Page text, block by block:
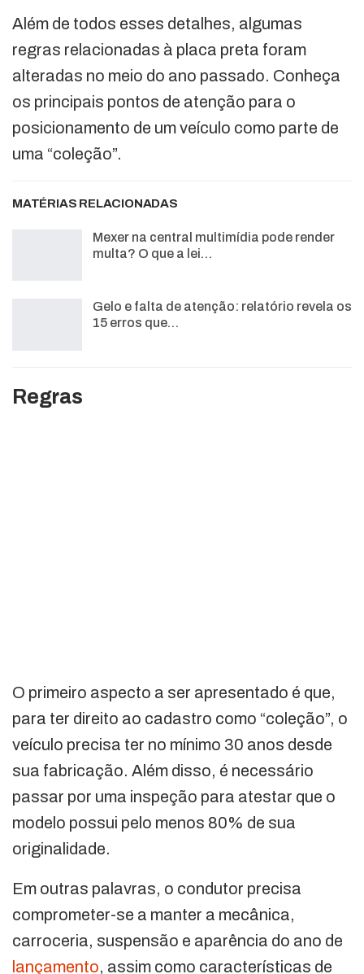
Além de todos esses detalhes, algumas
regras relacionadas à placa preta foram
alteradas no meio do ano passado. Conheça
os principais pontos de atenção para o
posicionamento de um veículo como parte de
uma “coleção”.
MATÉRIAS RELACIONADAS
Mexer na central multimídia pode render
multa? O que a lei…
Gelo e falta de atenção: relatório revela os
15 erros que…
Regras
O primeiro aspecto a ser apresentado é que,
para ter direito ao cadastro como “coleção”, o
veículo precisa ter no mínimo 30 anos desde
sua fabricação. Além disso, é necessário
passar por uma inspeção para atestar que o
modelo possui pelo menos 80% de sua
originalidade.
Em outras palavras, o condutor precisa
comprometer-se a manter a mecânica,
carroceria, suspensão e aparência do ano de
lançamento, assim como características de